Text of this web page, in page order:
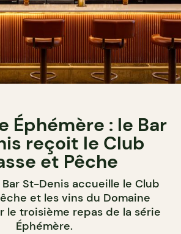
Éphémère : le Bar
reçoit le Club
et Pêche
St-Denis accueille le Club
et les vins du Domaine
le troisième repas de la série
Éphémère.